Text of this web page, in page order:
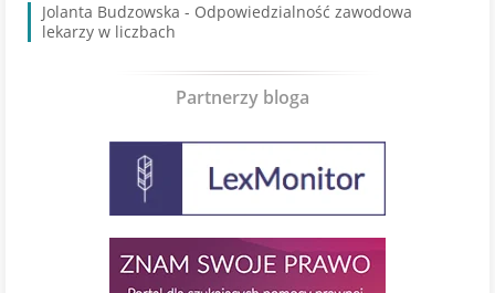
Jolanta Budzowska - Odpowiedzialność zawodowa
lekarzy w liczbach
Partnerzy bloga